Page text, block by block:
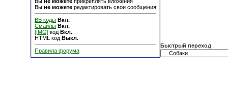
Вы не можете редактировать свои сообщения
BB коды Вкл.
Смайлы Вкл.
[IMG] код Вкл.
HTML код Выкл.
Правила форума
Быстрый переход